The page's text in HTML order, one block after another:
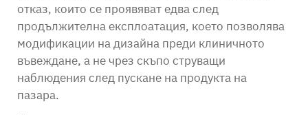
отказ, които се проявяват едва след
продължителна експлоатация, което позволява
модификации на дизайна преди клиничното
въвеждане, а не чрез скъпо струващи
наблюдения след пускане на продукта на
пазара.